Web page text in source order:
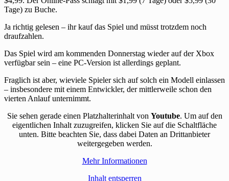
Tage) zu Buche.
Ja richtig gelesen – ihr kauf das Spiel und müsst trotzdem noch
draufzahlen.
Das Spiel wird am kommenden Donnerstag wieder auf der Xbox
verfügbar sein – eine PC-Version ist allerdings geplant.
Fraglich ist aber, wieviele Spieler sich auf solch ein Modell einlassen
– insbesondere mit einem Entwickler, der mittlerweile schon den
vierten Anlauf unternimmt.
Sie sehen gerade einen Platzhalterinhalt von Youtube. Um auf den
eigentlichen Inhalt zuzugreifen, klicken Sie auf die Schaltfläche
unten. Bitte beachten Sie, dass dabei Daten an Drittanbieter
weitergegeben werden.
Mehr Informationen
Inhalt entsperren